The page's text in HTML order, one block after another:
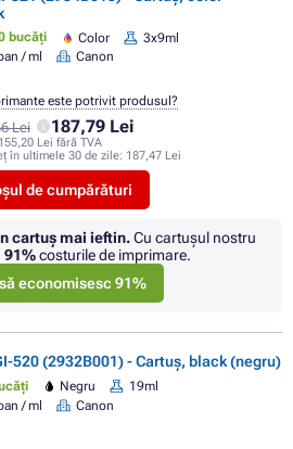
bucăți Color
3x9ml
/ ml
Canon
Lei 187,79 Lei
155,20 Lei fără TVA
în ultimele 30 de zile: 187,47 Lei
de cumpărături
este potrivit produsul?
cartuș mai ieftin.Cu cartuşul nostru
91%costurile de imprimare.
economisesc 91%
520 (2932B001) - Cartuș, black (negru)
Negru
19ml
/ ml
Canon